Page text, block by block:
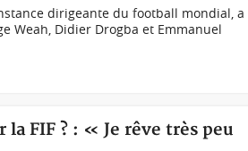
dirigeante du football mondial, a
Weah, Didier Drogba et Emmanuel
FIF ? : « Je rêve très peu